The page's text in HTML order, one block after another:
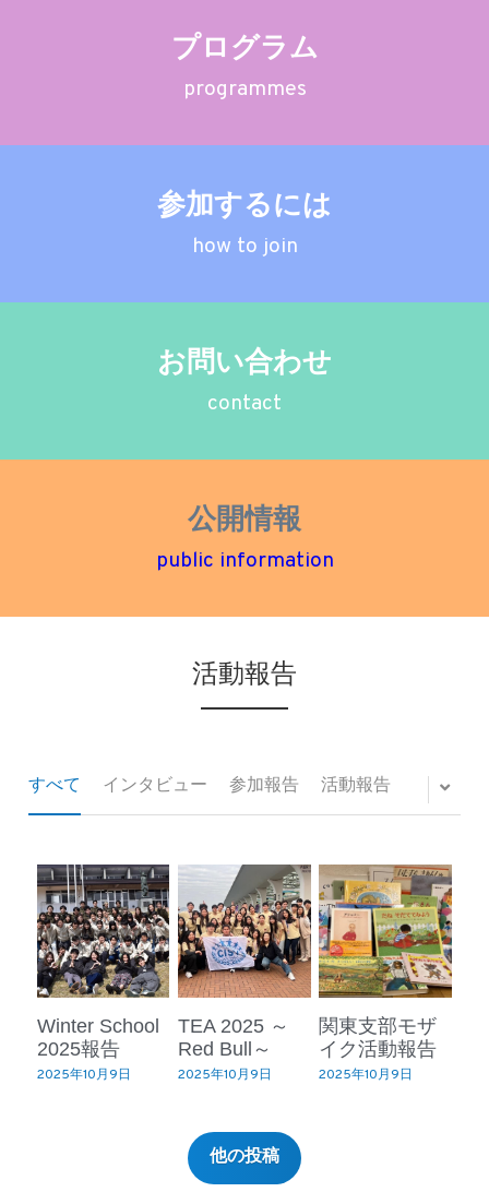
プログラム
programmes
参加するには
how to join
お問い合わせ
contact
公開情報
public information
活動報告
すべて インタビュー 参加報告 活動報告
Winter School
2025報告
2025年10月9日
TEA 2025 ～
Red Bull～
2025年10月9日
関東支部モザ
イク活動報告
2025年10月9日
他の投稿